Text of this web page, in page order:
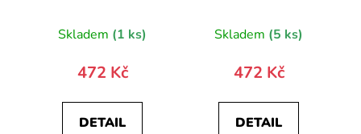
Skladem (1 ks)
472 Kč
DETAIL
Skladem (5 ks)
472 Kč
DETAIL